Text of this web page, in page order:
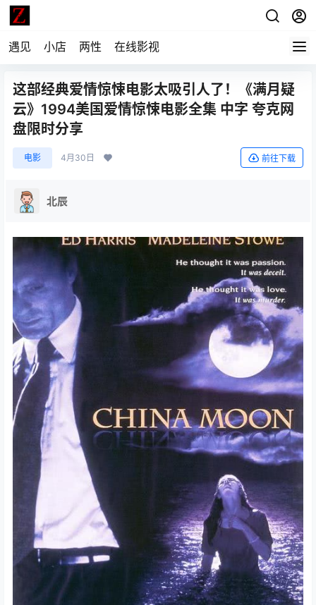
遇见 小店 两性 在线影视
这部经典爱情惊悚电影太吸引人了！《满月疑
云》1994美国爱情惊悚电影全集 中字 夸克网
盘限时分享
电影 4月30日 前往下载
北辰